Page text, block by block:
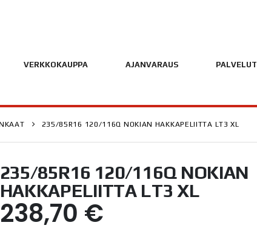
VERKKOKAUPPA AJANVARAUS PALVELUT
235/85R16 120/116Q NOKIAN HAKKAPELIITTA LT3 XL
235/85R16 120/116Q NOKIAN
HAKKAPELIITTA LT3 XL
238,70 €